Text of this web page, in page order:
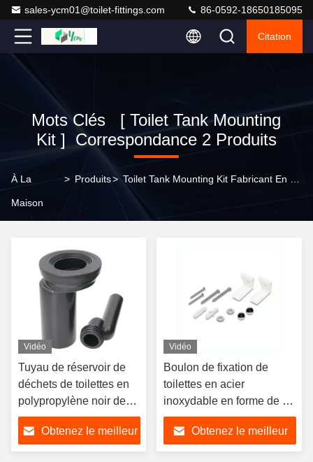
sales-ycm01@toilet-fittings.com 86-0592-18650185095
Citation
Mots Clés [ Toilet Tank Mounting
Kit ] Correspondance 2 Produits
À La
Maison
> Produits>
Vidéo
Tuyau de réservoir de
déchets de toilettes en
polypropylène noir de
haute qualité, tuyau de
raccordement WC pour
salle de bain moderne
Obtenez le meilleur
Vidéo
Boulon de fixation de
toilettes en acier
inoxydable en forme de L
avec couleur
personnalisable pour
l'installation de toilettes
Obtenez le meilleur